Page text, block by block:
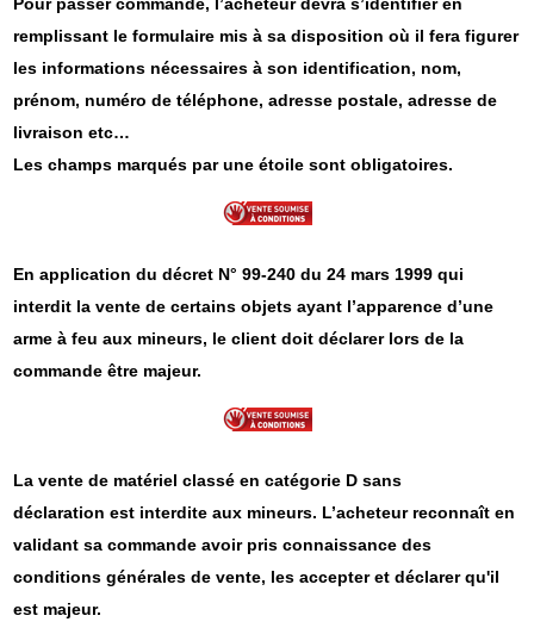
remplissant le formulaire mis à sa disposition où il fera figurer
les informations nécessaires à son identification, nom,
prénom, numéro de téléphone, adresse postale, adresse de
livraison etc…
Les champs marqués par une étoile sont obligatoires.
En application du décret N° 99-240 du 24 mars 1999 qui
interdit la vente de certains objets ayant l’apparence d’une
arme à feu aux mineurs, le client doit déclarer lors de la
commande être majeur.
La vente de matériel classé en catégorie D sans
déclaration est interdite aux mineurs. L’acheteur reconnaît en
validant sa commande avoir pris connaissance des
conditions générales de vente, les accepter et déclarer qu'il
est majeur.